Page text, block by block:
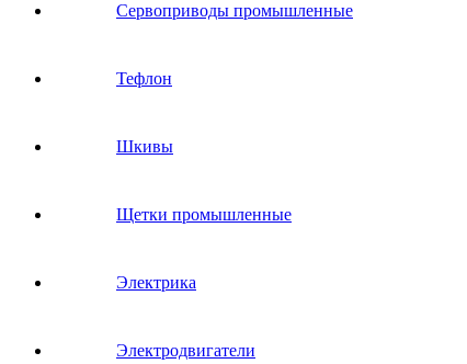
Сервоприводы промышленные
Тефлон
Шкивы
Щетки промышленные
Электрика
Электродвигатели